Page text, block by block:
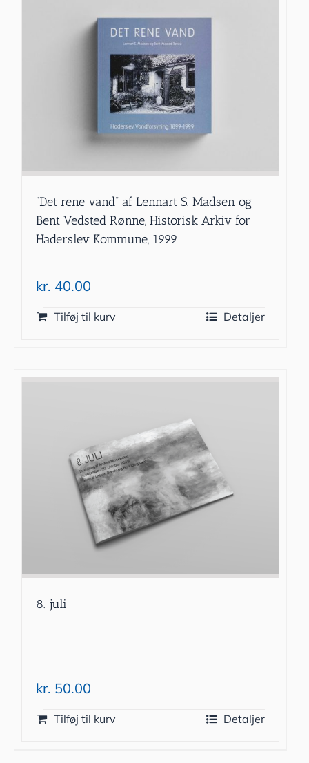
”Det rene vand” af Lennart S. Madsen og
Bent Vedsted Rønne, Historisk Arkiv for
Haderslev Kommune, 1999
kr. 40.00
Tilføj til kurv Detaljer
8. juli
kr. 50.00
Tilføj til kurv Detaljer